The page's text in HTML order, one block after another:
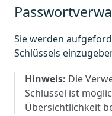
Sie werden
Schlüssels
Hinweis: Die
Schlüssel ist
Übersichtlichkeit